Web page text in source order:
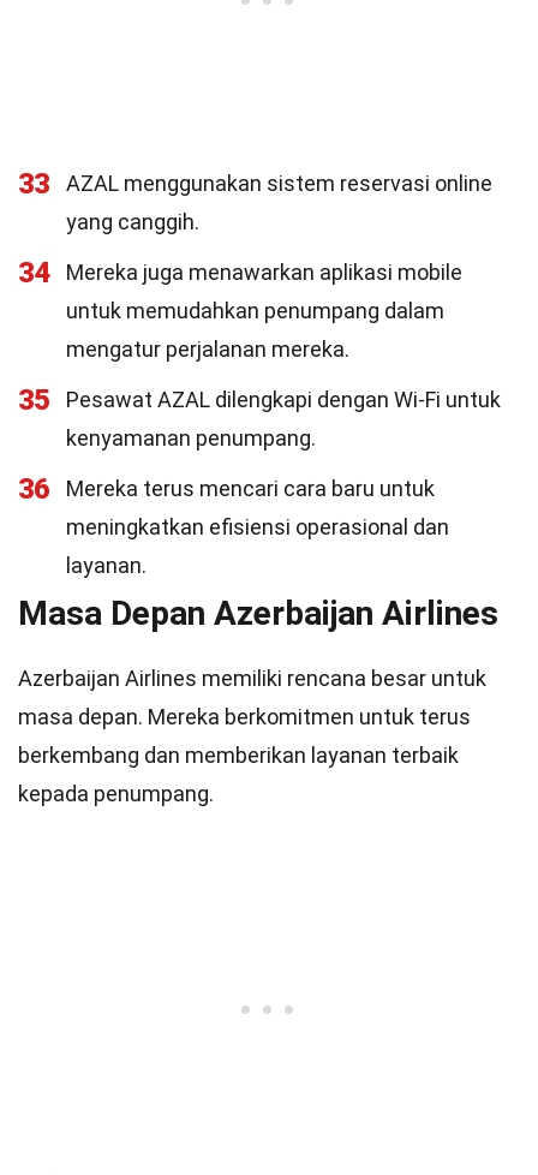
33
AZAL menggunakan sistem reservasi online
yang canggih.
34
Mereka juga menawarkan aplikasi mobile
untuk memudahkan penumpang dalam
mengatur perjalanan mereka.
35
Pesawat AZAL dilengkapi dengan Wi-Fi untuk
kenyamanan penumpang.
36
Mereka terus mencari cara baru untuk
meningkatkan efisiensi operasional dan
layanan.
Masa Depan Azerbaijan Airlines
Azerbaijan Airlines memiliki rencana besar untuk
masa depan. Mereka berkomitmen untuk terus
berkembang dan memberikan layanan terbaik
kepada penumpang.